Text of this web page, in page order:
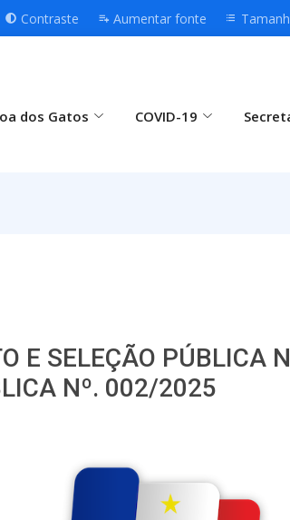
Contraste Aumentar fonte
dos Gatos COVID-19
E SELEÇÃO PÚBLICA
Nº. 002/2025